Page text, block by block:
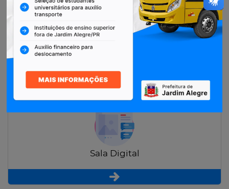
Restituição de Contribuintes
Sala Digital